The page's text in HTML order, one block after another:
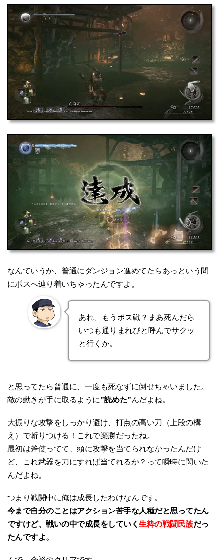
なんていうか、普通にダンジョン進めてたらあっという間
にボスへ辿り着いちゃったんですよ。
あれ、もうボス戦？まあ死んだら
いつも通りまれびと呼んでサクッ
と行くか。
と思ってたら普通に、一度も死なずに倒せちゃいました。
敵の動きが手に取るように”読めた”んだよね。
大振りな攻撃をしっかり避け、打点の高い刀（上段の構
え）で斬りつける！これで楽勝だったね。
最初は斧使ってて、頭に攻撃を当てられなかったんだけ
ど、これ武器を刀にすれば当てれるか？って瞬時に閃いた
んだよね。
つまり戦闘中に俺は成長したわけなんです。
今まで自分のことはアクション苦手な人種だと思ってたん
ですけど、戦いの中で成長をしていく 生粋の戦闘民族だっ
たんですよ。